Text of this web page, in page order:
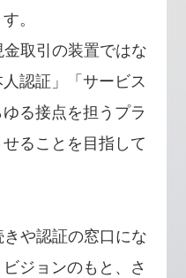
。
取引の装置ではな
認証」「サービス
る接点を担うプラ
ることを目指して
きや認証の窓口にな
ジョンのもと、さ